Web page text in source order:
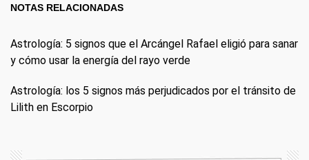
NOTAS RELACIONADAS
Astrología: 5 signos que el Arcángel Rafael eligió para sanar
y cómo usar la energía del rayo verde
Astrología: los 5 signos más perjudicados por el tránsito de
Lilith en Escorpio